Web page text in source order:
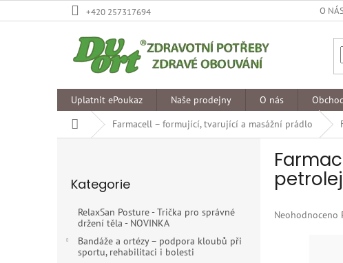
na
+420 257317694 O
Uplatnit ePoukaz Naše prodejny O nás
Domů
Farmacell – formující, tvarující a masážní prádlo
kategorie
Kategorie
RelaxSan Posture - Trička pro správné
držení těla - NOVINKA
Bandáže a ortézy – podpora kloubů při
sportu, rehabilitaci i bolesti
Průměrné
Neohodnoceno